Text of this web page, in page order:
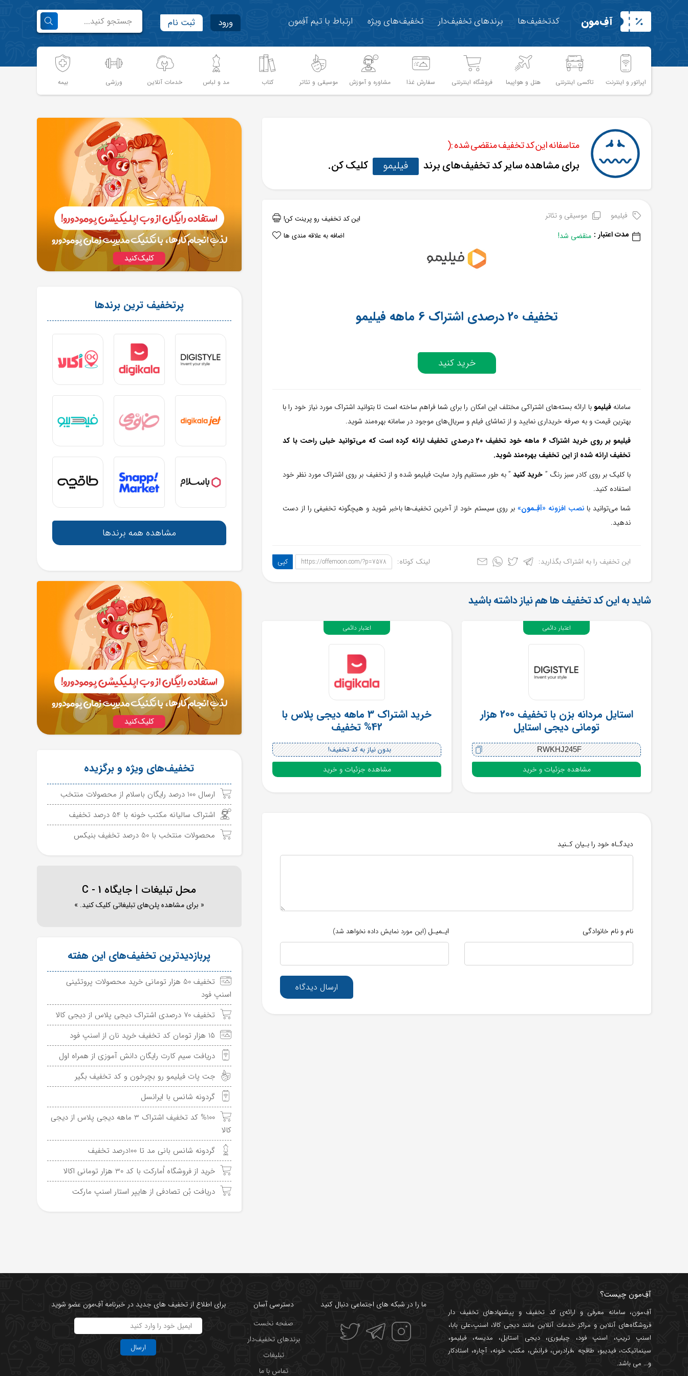
آفِ‌مون کدتخفیف‌ها برندهای تخفیف‌دار تخفیف‌های ویژه ارتباط با تیم آفِمون ورود ثبت نام
اپراتور و اینترنت تاکسی اینترنتی هتل و هواپیما فروشگاه اینترنتی سفارش غذا مشاوره و آموزش موسیقی و تئاتر کتاب مد و لباس خدمات آنلاین ورزشی بیمه
متاسفانه این کد تخفیف منقضی شده :(
برای مشاهده سایر کد تخفیف‌های برند فیلیمو کلیک کن.
فیلیمو
موسیقی و تئاتر
مدت اعتبار : منقضی شد!
این کد تخفیف رو پرینت کن!
اضافه به علاقه مندی ها
تخفیف 20 درصدی اشتراک 6 ماهه فیلیمو
خرید کنید
سامانهفیلیمو با ارائه بسته‌های اشتراکی مختلف این امکان را برای شما فراهم ساخته است تا بتوانید اشتراک مورد نیاز خود را با
بهترین قیمت و به صرفه خریداری نمایید و از تماشای فیلم و سریال‌های موجود در سامانه بهره‌مند شوید.
فیلیمو بر روی خرید اشتراک‌ 6 ماهه خود تخفیف 20 درصدی تخفیف ارائه کرده است که می‌توانید خیلی راحت با کد
تخفیف ارائه شده از این تخفیف بهره‌مند شوید.
با کلیک بر روی کادر سبز رنگ ” خرید کنید ” به طور مستقیم وارد سایت فیلیمو شده و از تخفیف بر روی اشتراک مورد نظر خود
استفاده کنید.
شما می‌توانید با نصب افزونه «آفِـمون»بر روی سیستم خود از آخرین تخفیف‌ها باخبر شوید و هیچگونه تخفیفی را از دست
ندهید.
این تخفیف را به اشتراک بگذارید: لینک کوتاه: https://offemoon.com/?p=7578 کپی
شاید به این کد تخفیف ها هم نیاز داشته باشید
استایل مردانه بزن با تخفیف 200 هزار
تومانی دیجی استایل
RWKHJ245F
مشاهده جزئیات و خرید
اعتبار دائمی
خرید اشتراک 3 ماهه دیجی پلاس با
42% تخفیف
بدون نیاز به کد تخفیف!
مشاهده جزئیات و خرید
اعتبار دائمی
دیدگـاه خود را بـیان کـنید
نام و نام خانوادگی ایـمیـل (این مورد نمایش داده نخواهد شد)
ارسال دیدگاه
پرتخفیف ترین برندها
مشاهده همه برندها
تخفیف‌های ویژه و برگزیده
ارسال 100 درصد رایگان باسلام از محصولات منتخب
اشتراک سالیانه مکتب خونه با 54 درصد تخفیف
محصولات منتخب با 50 درصد تخفیف بنیکس
محل تبلیغات | جایگاه C - 1
« برای مشاهده پلن‌های تبلیغاتی کلیک کنید. »
پربازدیدترین تخفیف‌های این هفته
تخفیف 50 هزار تومانی خرید محصولات پروتئینی
اسنپ فود
تخفیف 70 درصدی اشتراک دیجی پلاس از دیجی کالا
15 هزار تومان کد تخفیف خرید نان از اسنپ فود
دریافت سیم کارت رایگان دانش آموزی از همراه اول
جت پات فیلیمو رو بچرخون و کد تخفیف بگیر
گردونه شانس با ایرانسل
%100 کد تخفیف اشتراک 3 ماهه دیجی پلاس از دیجی
کالا
گردونه شانس بانی مد تا 100درصد تخفیف
خرید از فروشگاه اُمارکت با کد 30 هزار تومانی اکالا
دریافت بُن تصادفی از هایپر استار اسنپ مارکت
آفِ‌مون چیست؟
آفِ‌مون، سامانه معرفی و ارائه‌یکد تخفیف و پیشنهادهای تخفیف دار
فروشگاه‌های آنلاین و مراکز خدمات آنلاین ماننددیجی کالا، اسنپ،علی بابا،
اسنپ تریپ، اسنپ فود، چیلیوری،دیجی استایل، مدیسه، فیلیمو،
سینماتیکت،فیدیبو، طاقچه ،فرادرس، فرانش، مکتب خونه،آچاره، استادکار
و... می باشد.
ما را در شبکه های اجتماعی دنبال کنید
دسترسی آسان
صفحه نخست
برندهای تخفیف‌دار
تبلیغات
تماس با ما
برای اطلاع از تخفیف های جدید در خبرنامه آفِ‌مون عضو شوید
ارسال